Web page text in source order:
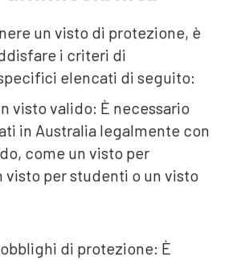
un visto di protezione, è
i criteri di
elencati di seguito:
visto valido: È necessario
in Australia legalmente con
come un visto per
visto per studenti o un visto
di protezione: È